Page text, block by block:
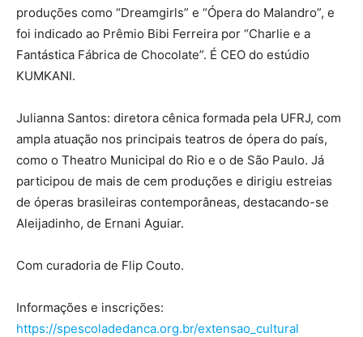
produções como “Dreamgirls” e “Ópera do Malandro”, e
foi indicado ao Prêmio Bibi Ferreira por “Charlie e a
Fantástica Fábrica de Chocolate”. É CEO do estúdio
KUMKANI.
Julianna Santos: diretora cênica formada pela UFRJ, com
ampla atuação nos principais teatros de ópera do país,
como o Theatro Municipal do Rio e o de São Paulo. Já
participou de mais de cem produções e dirigiu estreias
de óperas brasileiras contemporâneas, destacando-se
Aleijadinho, de Ernani Aguiar.
Com curadoria de Flip Couto.
Informações e inscrições:
https://spescoladedanca.org.br/extensao_cultural